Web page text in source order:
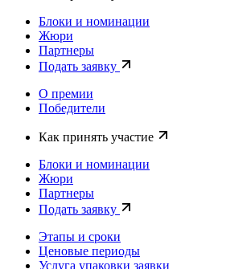
Блоки и номинации
Жюри
Партнеры
Подать заявку
О премии
Победители
Как принять участие
Блоки и номинации
Жюри
Партнеры
Подать заявку
Этапы и сроки
Ценовые периоды
Услуга упаковки заявки